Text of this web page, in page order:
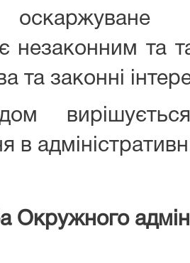
оскаржуване
є незаконним та
та законні
в
Окружного